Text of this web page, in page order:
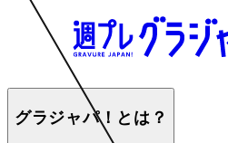
グラジャパ！とは？